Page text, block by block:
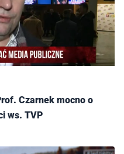
Czarnek mocno o
ws. TVP